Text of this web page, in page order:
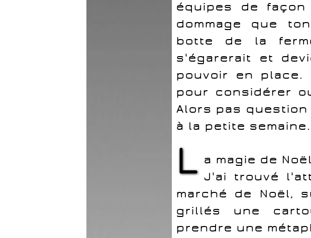
équipes de
dommage que
botte de la
s'égarerait et
pouvoir en
pour considérer
Alors pas
à la petite
L a magie de Noël
J'ai trouvé
marché de Noël,
grillés une
prendre une